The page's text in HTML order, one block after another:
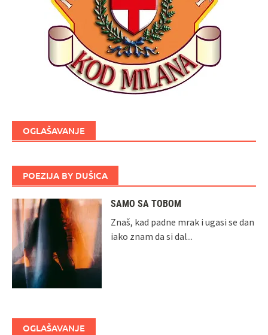
OGLAŠAVANJE
POEZIJA BY DUŠICA
SAMO SA TOBOM
Znaš, kad padne mrak i ugasi se dan
iako znam da si dal...
OGLAŠAVANJE